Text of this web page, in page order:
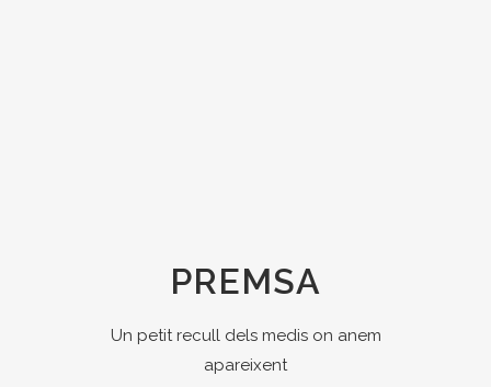
PREMSA
Un petit recull dels medis on anem
apareixent